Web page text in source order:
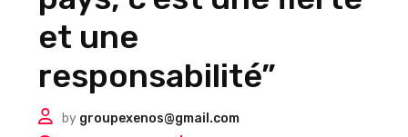
et une
responsabilité”
by groupexenos@gmail.com